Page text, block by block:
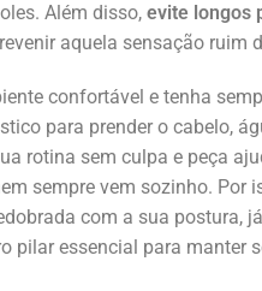
Além disso, evite longos
aquela sensação ruim
confortável e tenha
para prender o cabelo,
rotina sem culpa e peça
sempre vem sozinho. Por
com a sua postura,
pilar essencial para manter